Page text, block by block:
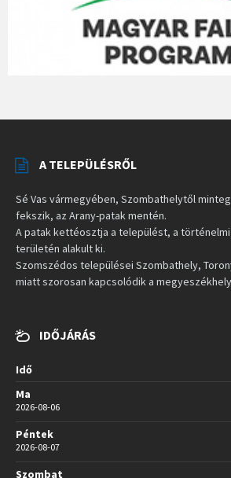
A TELEPÜLÉSRŐL
Sé Vas vármegyében, Szombathelytől
fekszik, az Arany-patak mentén.
A patak kettéosztja a települést, a
területén alakult ki.
Szomszédos települései Szombathely,
miatt szorosan kapcsolódik a
IDŐJÁRÁS
Idő
Ma
2026-08-06
Péntek
2026-08-07
Szombat